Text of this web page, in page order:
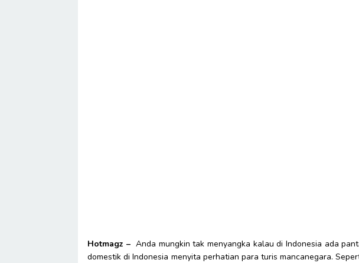
Hotmagz –Anda mungkin tak menyangka kalau di Indonesia ada
domestik di Indonesia menyita perhatian para turis mancanegara.